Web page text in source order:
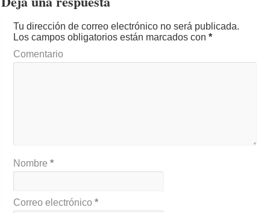
Tu dirección de correo electrónico no será publicada.
Los campos obligatorios están marcados con*
Comentario
Nombre*
Correo electrónico*